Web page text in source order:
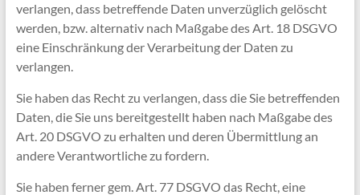
verlangen, dass betreffende Daten unverzüglich gelöscht
werden, bzw. alternativ nach Maßgabe des Art. 18 DSGVO
eine Einschränkung der Verarbeitung der Daten zu
verlangen.
Sie haben das Recht zu verlangen, dass die Sie betreffenden
Daten, die Sie uns bereitgestellt haben nach Maßgabe des
Art. 20 DSGVO zu erhalten und deren Übermittlung an
andere Verantwortliche zu fordern.
Sie haben ferner gem. Art. 77 DSGVO das Recht, eine